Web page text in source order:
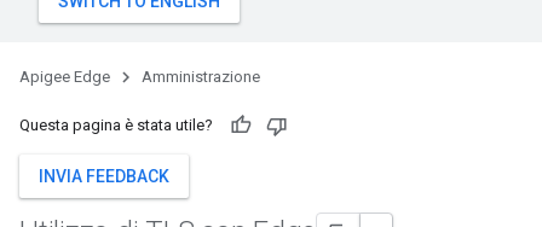
Apigee Edge Amministrazione
Questa pagina è stata utile?
INVIA FEEDBACK